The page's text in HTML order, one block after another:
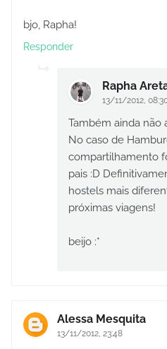
bjo, Rapha!
Responder
Rapha
13/11/2012,
Também ainda não
No caso de
compartilhamento
pais :D
hostels mais
próximas viagens!
beijo :*
Alessa Mesquita
13/11/2012, 23:48